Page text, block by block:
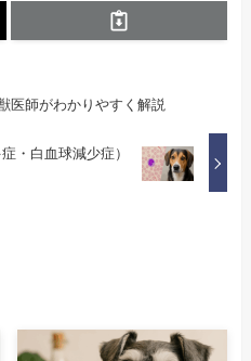
医師がわかりやすく解説
・白血球減少症）